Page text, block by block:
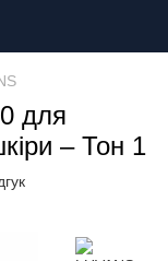
для
– Тон 1